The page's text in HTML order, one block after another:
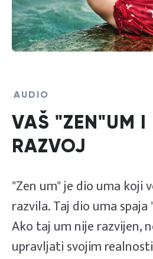
AUDIO
VAŠ "ZEN"UM I
RAZVOJ
"Zen um" je dio uma koji
razvila. Taj dio uma
Ako taj um nije razvijen,
upravljati svojim